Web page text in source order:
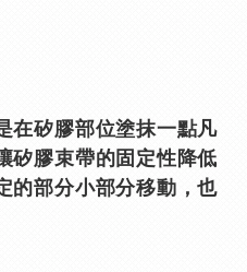
在矽膠部位塗抹一點凡
矽膠束帶的固定性降低
的部分小部分移動，也